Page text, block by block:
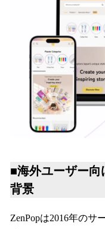
■海外ユーザー
背景
ZenPopは2016年のサ